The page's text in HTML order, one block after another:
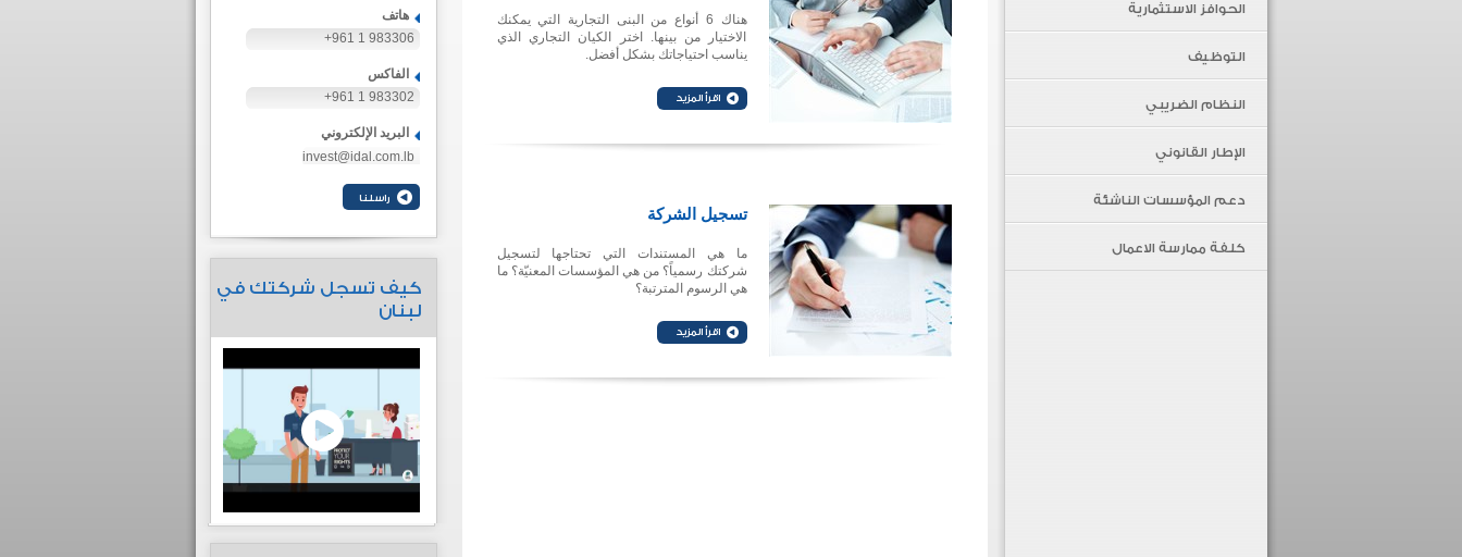
الحوافز الاستثمارية
التوظيف
النظام الضريبي
الإطار القانوني
دعم المؤسسات الناشئة
كلفة ممارسة الاعمال
هناك 6 أنواع من البنى التجارية التي يمكنك
الاختيار من بينها. اختر الكيان التجاري الذي
يناسب احتياجاتك بشكل أفضل.
تسجيل الشركة
ما هي المستندات التي تحتاجها لتسجيل
شركتك رسمياً؟ من هي المؤسسات المعنيّة؟ ما
هي الرسوم المترتبة؟
هاتف
+961 1 983306
الفاكس
+961 1 983302
البريد الإلكتروني
invest@idal.com.lb
كيف تسجل شركتك في
لبنان